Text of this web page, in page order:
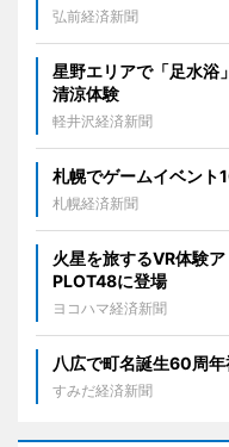
弘前経済新聞
星野エリアで「足水
清涼体験
軽井沢経済新聞
札幌でゲームイベン
札幌経済新聞
火星を旅するVR体験
PLOT48に登場
ヨコハマ経済新聞
八広で町名誕生60周
すみだ経済新聞